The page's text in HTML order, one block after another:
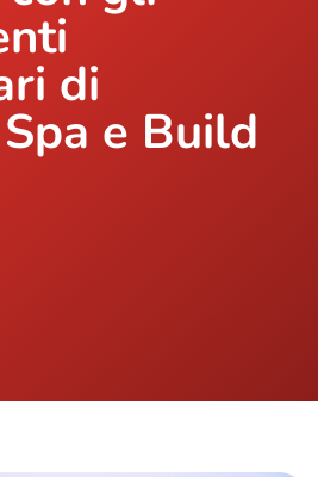
Login
di
e Build